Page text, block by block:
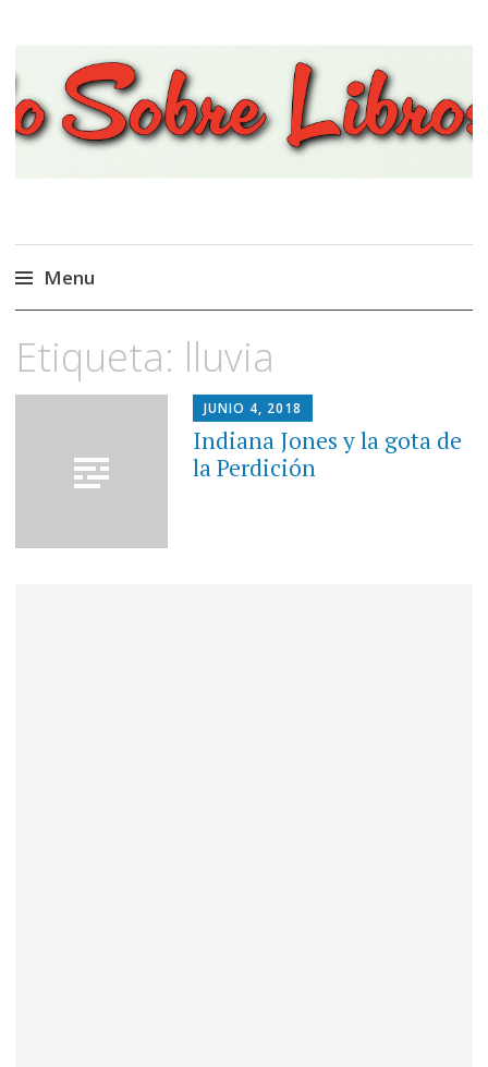
Viajando Sobre Libros
Menu
al
contenido
Etiqueta: lluvia
JUNIO 4, 2018
Indiana Jones y la gota de
la Perdición